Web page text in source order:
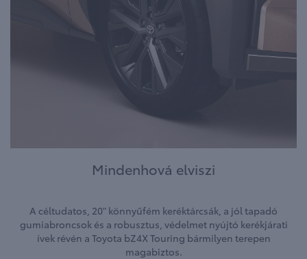
Mindenhová elviszi
A céltudatos, 20" könnyűfém keréktárcsák, a jól tapadó
gumiabroncsok és a robusztus, védelmet nyújtó kerékjárati
ívek révén a Toyota bZ4X Touring bármilyen terepen
magabiztos.